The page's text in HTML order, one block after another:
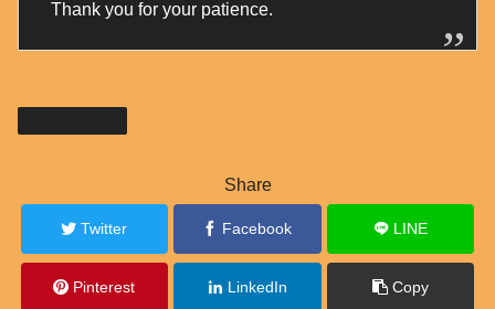
Thank you for your patience.
Share
Twitter Facebook LINE
Pinterest LinkedIn Copy